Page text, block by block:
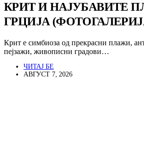
КРИТ И НАЈУБАВИТЕ
ГРЦИЈА
Крит е симбиоза од прекрасни плажи,
пејзажи, живописни градови…
ЧИТАЈ БЕ
АВГУСТ 7, 2026